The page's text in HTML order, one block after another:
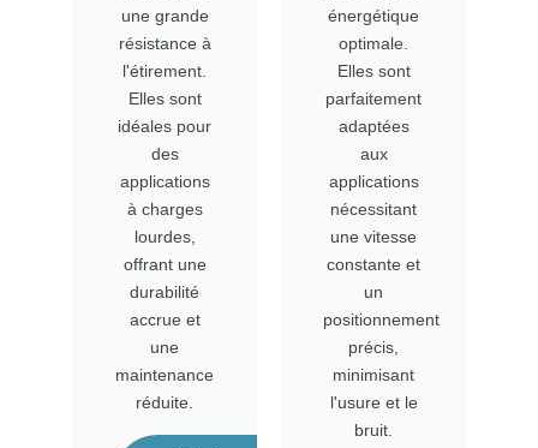
une grande
résistance à
l'étirement.
Elles sont
idéales pour
des
applications
à charges
lourdes,
offrant une
durabilité
accrue et
une
maintenance
réduite.
énergétique
optimale.
Elles sont
parfaitement
adaptées
aux
applications
nécessitant
une vitesse
constante et
un
positionnement
précis,
minimisant
l'usure et le
bruit.